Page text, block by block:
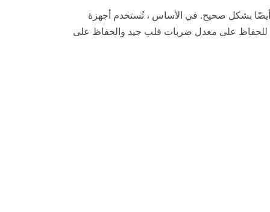
أيضًا بشكل صحيح. في الأساس ، تُستخدم أجهزة
للحفاظ على معدل ضربات قلب جيد والحفاظ على